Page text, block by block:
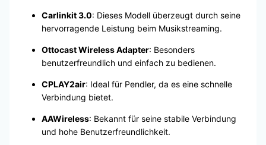
Carlinkit 3.0: Dieses Modell überzeugt durch seine
hervorragende Leistung beim Musikstreaming.
Ottocast Wireless Adapter: Besonders
benutzerfreundlich und einfach zu bedienen.
CPLAY2air: Ideal für Pendler, da es eine schnelle
Verbindung bietet.
AAWireless: Bekannt für seine stabile Verbindung
und hohe Benutzerfreundlichkeit.